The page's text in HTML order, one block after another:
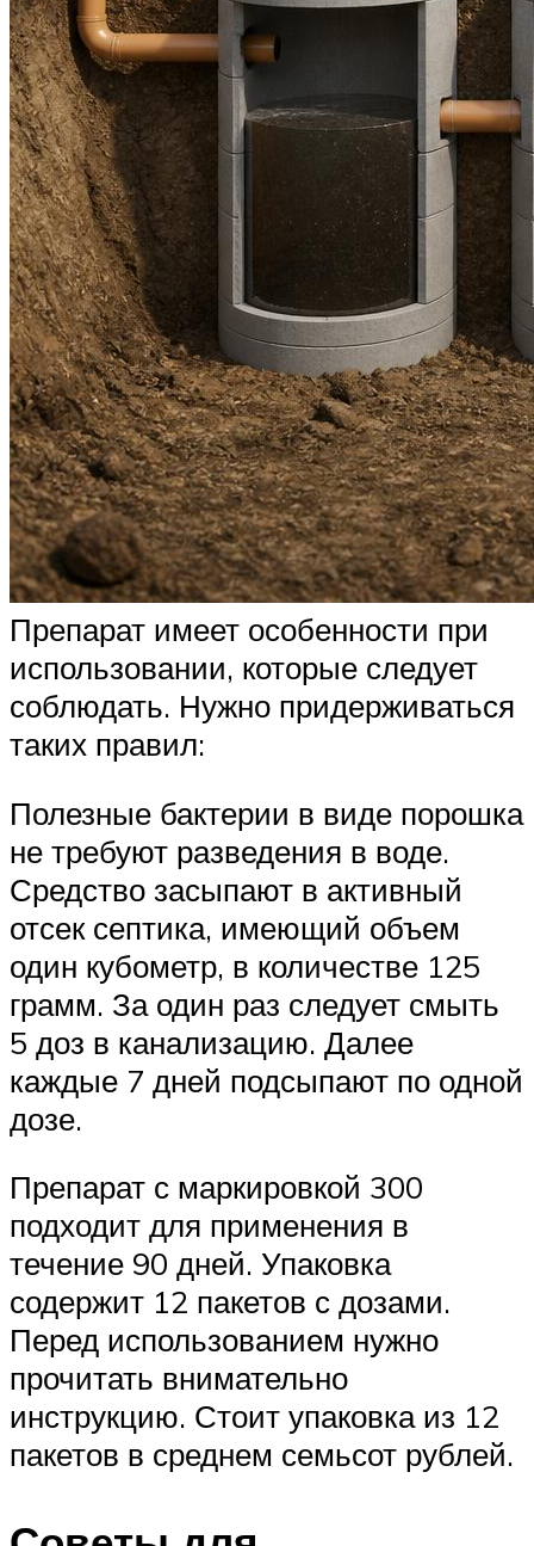
Препарат имеет особенности при
использовании, которые следует
соблюдать. Нужно придерживаться
таких правил:
Полезные бактерии в виде порошка
не требуют разведения в воде.
Средство засыпают в активный
отсек септика, имеющий объем
один кубометр, в количестве 125
грамм. За один раз следует смыть
5 доз в канализацию. Далее
каждые 7 дней подсыпают по одной
дозе.
Препарат с маркировкой 300
подходит для применения в
течение 90 дней. Упаковка
содержит 12 пакетов с дозами.
Перед использованием нужно
прочитать внимательно
инструкцию. Стоит упаковка из 12
пакетов в среднем семьсот рублей.